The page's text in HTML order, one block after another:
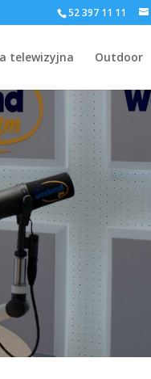
52 397 11 11
telewizyjna Outdoor